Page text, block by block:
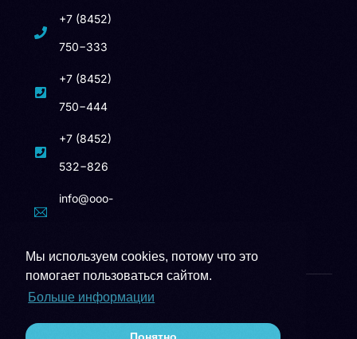
Мы используем cookies, потому что это
помогает пользоваться сайтом.
Больше информации
+7 (8452)
750−333
+7 (8452)
750−444
+7 (8452)
532−826
info@ooo-